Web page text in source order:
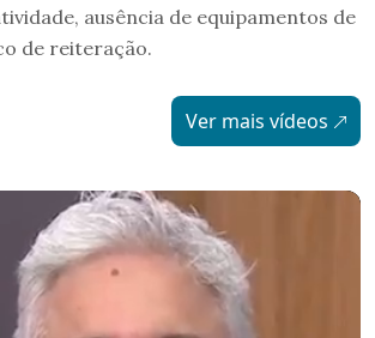
ausência de equipamentos de
de reiteração.
Ver mais vídeos